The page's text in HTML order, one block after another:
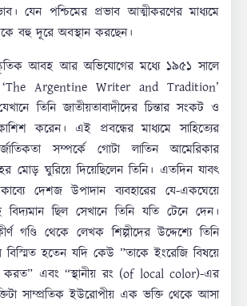
যেন পশ্চিমের প্রভাব আত্মীকরণের মাধ্যমে
বহু দূরে অবস্থান করছেন।
আবহ আর অভিযোগের মধ্যে ১৯৫১ সালে
Argentine Writer and Tradition’
তিনি জাতীয়তাবাদীদের চিন্তার সংকট ও
করেন। এই প্রবন্ধের মাধ্যমে সাহিত্যের
সম্পর্কে গোটা লাতিন আমেরিকার
মোড় ঘুরিয়ে দিয়েছিলেন তিনি। এতদিন যাবৎ
দেশজ উপাদান ব্যবহারের যে-একঘেয়ে
বিদ্যমান ছিল সেখানে তিনি যতি টেনে দেন।
গণ্ডি থেকে লেখক শিল্পীদের উদ্দেশ্যে তিনি
হতেন যদি কেউ ”তাকে ইংরেজি বিষয়ে
করত” এবং “স্থানীয় রং (of local color)-এর
সাম্প্রতিক ইউরোপীয় এক ভক্তি থেকে আসা